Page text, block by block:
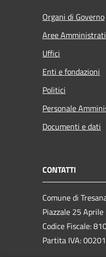
Organi di Governo
Aree
Uffici
Enti e fondazioni
Politici
Personale
Documenti e dati
CONTATTI
Comune di
Piazzale 25
Codice Fiscale:
Partita IVA: